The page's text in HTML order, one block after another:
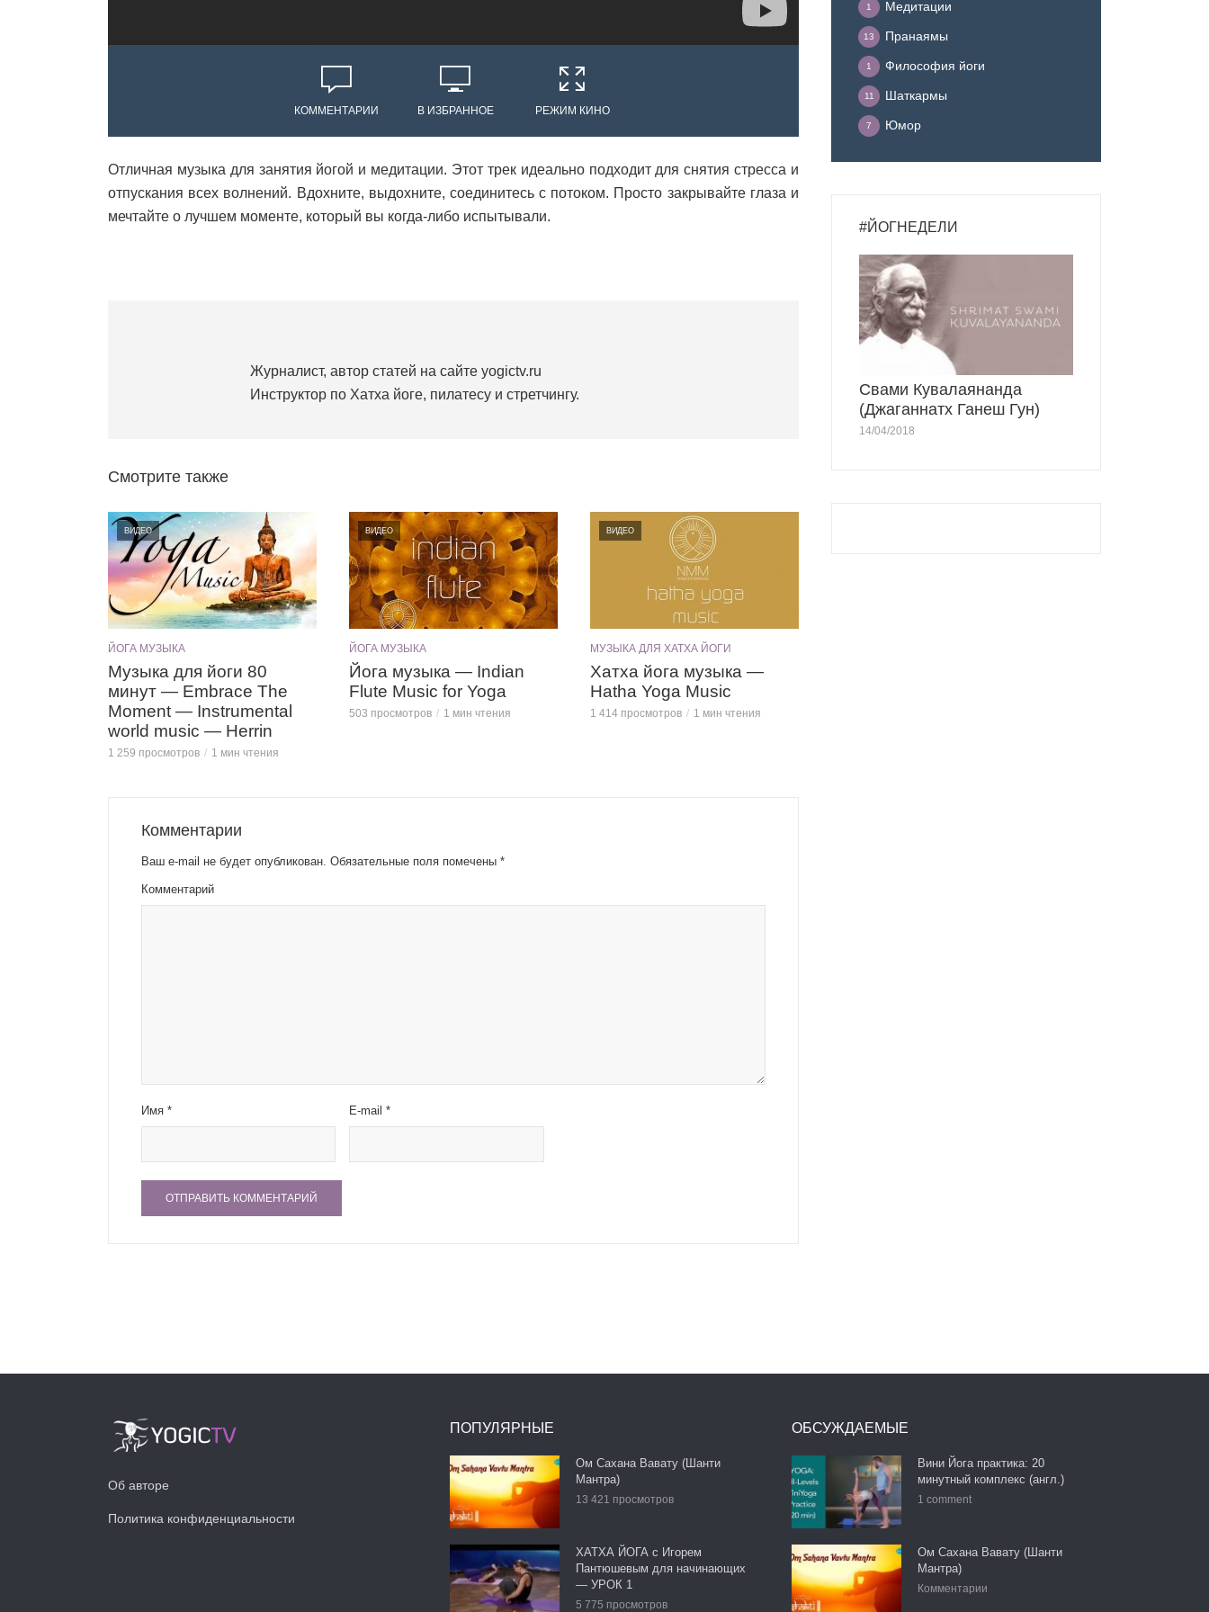
КОММЕНТАРИИ В ИЗБРАННОЕ РЕЖИМ КИНО
Отличная музыка для занятия йогой и медитации. Этот трек идеально подходит для снятия стресса и
отпускания всех волнений. Вдохните, выдохните, соединитесь с потоком. Просто закрывайте глаза и
мечтайте о лучшем моменте, который вы когда-либо испытывали.
Журналист, автор статей на сайте yogictv.ru
Инструктор по Хатха йоге, пилатесу и стретчингу.
Смотрите также
ВИДЕО
ЙОГА МУЗЫКА
Музыка для йоги 80
минут — Embrace The
Moment — Instrumental
world music — Herrin
1 259 просмотров 1 мин чтения
ВИДЕО
ЙОГА МУЗЫКА
Йога музыка — Indian
Flute Music for Yoga
503 просмотров 1 мин чтения
ВИДЕО
МУЗЫКА ДЛЯ ХАТХА ЙОГИ
Хатха йога музыка —
Hatha Yoga Music
1 414 просмотров 1 мин чтения
Комментарии
Ваш e-mail не будет опубликован. Обязательные поля помечены *
Комментарий
Имя * E-mail*
Медитации
1
Пранаямы
13
Философия йоги
1
Шаткармы
11
Юмор
7
#ЙОГНЕДЕЛИ
Свами Кувалаянанда
(Джаганнатх Ганеш Гун)
14/04/2018
Об авторе
Политика конфиденциальности
ПОПУЛЯРНЫЕ
Ом Сахана Вавату (Шанти
Мантра)
13 421 просмотров
ХАТХА ЙОГА с Игорем
Пантюшевым для начинающих
— УРОК 1
5 775 просмотров
ОБСУЖДАЕМЫЕ
Вини Йога практика: 20
минутный комплекс (англ.)
1 comment
Ом Сахана Вавату (Шанти
Мантра)
Комментарии